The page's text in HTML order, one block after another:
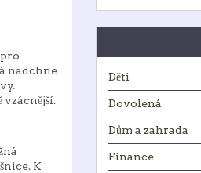
nadchne
K
Děti
Dovolená
Dům a zahrada
Finance